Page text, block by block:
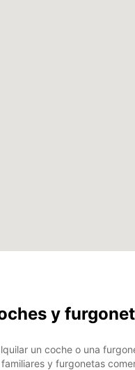
y
un coche o una
y furgonetas